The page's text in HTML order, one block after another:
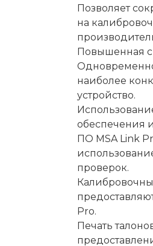
Позволяет
на
Повышенная
наиболее
устройство.
обеспечения
ПО MSA Link
проверок.
Pro.
Печать